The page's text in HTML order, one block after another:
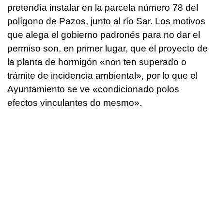
pretendía instalar en la parcela número 78 del
polígono de Pazos, junto al río Sar. Los motivos
que alega el gobierno padronés para no dar el
permiso son, en primer lugar, que el proyecto de
la planta de hormigón «non ten superado o
trámite de incidencia ambiental», por lo que el
Ayuntamiento se ve «condicionado polos
efectos vinculantes do mesmo».